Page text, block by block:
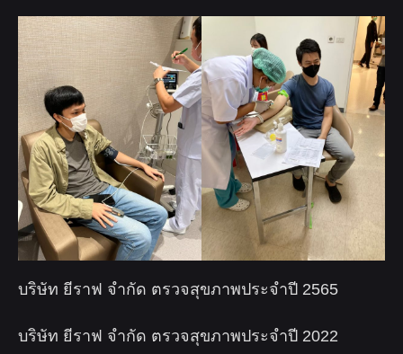
บริษัท ยีราฟ จำกัด ตรวจสุขภาพประจำปี 2565
บริษัท ยีราฟ จำกัด ตรวจสุขภาพประจำปี 2022